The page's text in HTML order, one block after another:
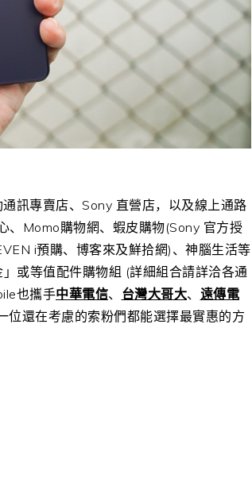
訊專賣店、 Sony 直營店，以及線上通路
、 Momo購物網、蝦皮購物(Sony 官方授
i預購、博客來及鮮拾網) 、神腦生活等
或等值配件購物組 (詳細組合請詳洽各通
也攜手中華電信、 台灣大哥大、 遠傳電
位還在考慮的索粉們都能選擇最實惠的方